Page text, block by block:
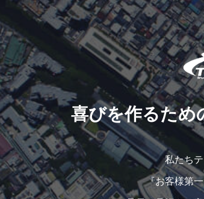
喜びを作るため
私たち
『お客様第